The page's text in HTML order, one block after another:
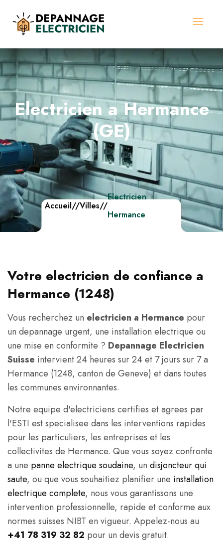
Electricien a Hermance
(GE)
Accueil//Villes//
Electricien
Hermance
Votre electricien de confiance a
Hermance (1248)
Vous recherchez un electricien a Hermance pour
un depannage urgent, une installation electrique ou
une mise en conformite ? Depannage Electricien
Suisse intervient 24 heures sur 24 et 7 jours sur 7 a
Hermance (1248, canton de Geneve) et dans toutes
les communes environnantes.
Notre equipe d'electriciens certifies et agrees par
l'ESTI est specialisee dans les interventions rapides
pour les particuliers, les entreprises et les
collectivites de Hermance. Que vous soyez confronte
a une panne electrique soudaine, un disjoncteur qui
saute, ou que vous souhaitiez planifier une installation
electrique complete, nous vous garantissons une
intervention professionnelle, rapide et conforme aux
normes suisses NIBT en vigueur. Appelez-nous au
+41 78 319 32 82 pour un devis gratuit.